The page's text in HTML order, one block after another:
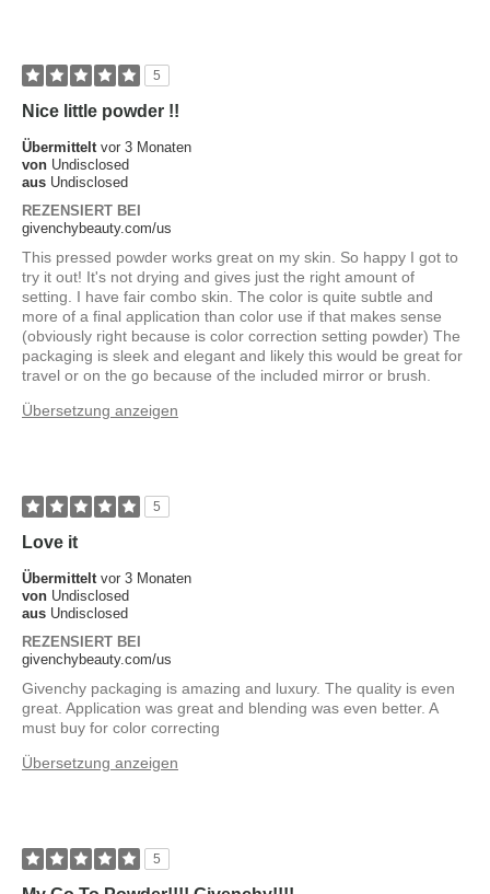
5
Nice little powder !!
Übermittelt vor 3 Monaten
von Undisclosed
aus Undisclosed
REZENSIERT BEI
givenchybeauty.com/us
This pressed powder works great on my skin. So happy I got to
try it out! It's not drying and gives just the right amount of
setting. I have fair combo skin. The color is quite subtle and
more of a final application than color use if that makes sense
(obviously right because is color correction setting powder) The
packaging is sleek and elegant and likely this would be great for
travel or on the go because of the included mirror or brush.
Übersetzung anzeigen
5
Love it
Übermittelt vor 3 Monaten
von Undisclosed
aus Undisclosed
REZENSIERT BEI
givenchybeauty.com/us
Givenchy packaging is amazing and luxury. The quality is even
great. Application was great and blending was even better. A
must buy for color correcting
Übersetzung anzeigen
5